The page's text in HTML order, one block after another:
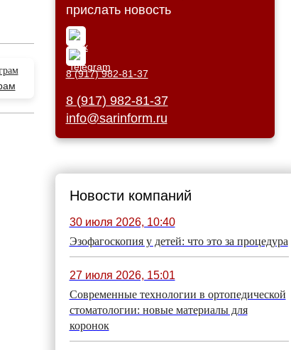
прислать новость
8 (917) 982-81-37
8 (917) 982-81-37
info@sarinform.ru
Новости компаний
30 июля 2026, 10:40
Эзофагоскопия у детей: что это за процедура
27 июля 2026, 15:01
Современные технологии в ортопедической
стоматологии: новые материалы для
коронок